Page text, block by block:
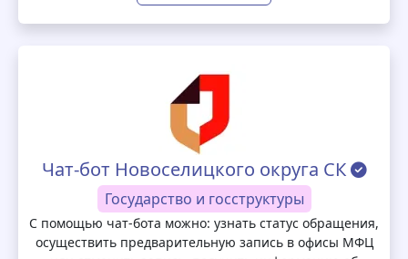
Чат-бот Новоселицкого округа СК
Государство и госструктуры
С помощью чат-бота можно: узнать статус обращения,
осуществить предварительную запись в офисы МФЦ